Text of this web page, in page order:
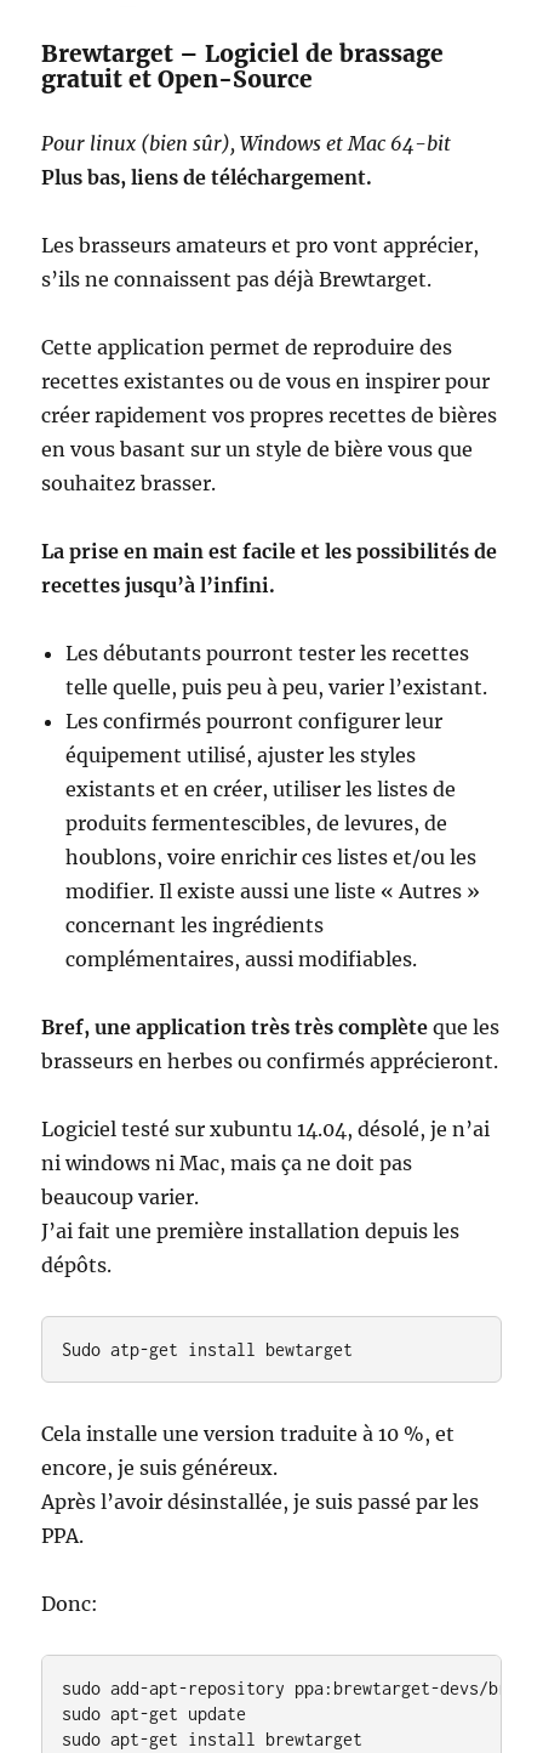
Brewtarget – Logiciel de brassage
gratuit et Open-Source
Pour linux (bien sûr), Windows et Mac 64-bit
Plus bas, liens de téléchargement.
Les brasseurs amateurs et pro vont apprécier,
s’ils ne connaissent pas déjà Brewtarget.
Cette application permet de reproduire des
recettes existantes ou de vous en inspirer pour
créer rapidement vos propres recettes de bières
en vous basant sur un style de bière vous que
souhaitez brasser.
La prise en main est facile et les possibilités de
recettes jusqu’à l’infini.
Les débutants pourront tester les recettes
telle quelle, puis peu à peu, varier l’existant.
Les confirmés pourront configurer leur
équipement utilisé, ajuster les styles
existants et en créer, utiliser les listes de
produits fermentescibles, de levures, de
houblons, voire enrichir ces listes et/ou les
modifier. Il existe aussi une liste « Autres »
concernant les ingrédients
complémentaires, aussi modifiables.
Bref, une application très très complète que les
brasseurs en herbes ou confirmés apprécieront.
Logiciel testé sur xubuntu 14.04, désolé, je n’ai
ni windows ni Mac, mais ça ne doit pas
beaucoup varier.
J’ai fait une première installation depuis les
dépôts.
Sudo atp-get install bewtarget
Cela installe une version traduite à 10 %, et
encore, je suis généreux.
Après l’avoir désinstallée, je suis passé par les
PPA.
Donc:
sudo add-apt-repository ppa:brewtarget-devs/
sudo apt-get update
sudo apt-get install brewtarget